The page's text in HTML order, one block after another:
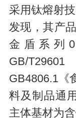
采用钛熔射
发现，其产
金盾系列
GB/
GB4806.1《
料及制品通
主体基材为含